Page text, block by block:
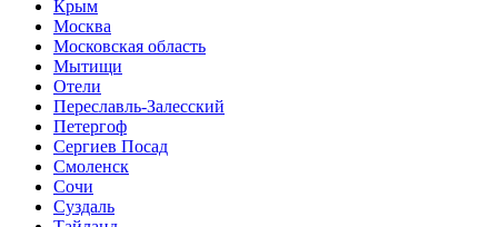
Крым
Москва
Московская область
Мытищи
Отели
Переславль-Залесский
Петергоф
Сергиев Посад
Смоленск
Сочи
Суздаль